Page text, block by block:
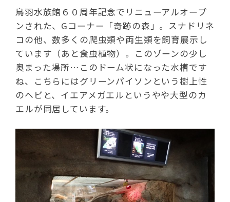
鳥羽水族館６０周年記念でリニューアルオープ
ンされた、Gコーナー「奇跡の森」。スナドリネ
コの他、数多くの爬虫類や両生類を飼育展示し
ています（あと食虫植物）。このゾーンの少し
奥まった場所…このドーム状になった水槽です
ね、こちらにはグリーンパイソンという樹上性
のヘビと、イエアメガエルというやや大型のカ
エルが同居しています。